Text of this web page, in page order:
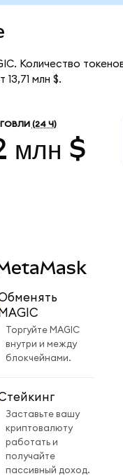
Количество
млн $.
(24 Ч)
млн $
MetaMask
Торгуйте MAGIC
внутри и между
блокчейнами.
Заставьте вашу
криптовалюту
работать и
получайте
пассивный доход.